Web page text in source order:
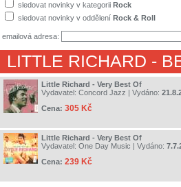
sledovat novinky v kategorii Rock
sledovat novinky v oddělení Rock & Roll
emailová adresa:
LITTLE RICHARD -
Little Richard - Very Best Of
Vydavatel: Concord Jazz | Vydáno:
Cena: 305 Kč
Little Richard - Very Best Of
Vydavatel: One Day Music | Vydáno:
Cena: 239 Kč